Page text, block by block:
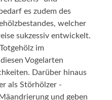
es zudem des
welcher
sukzessiv entwickelt.
im
Vogelarten
Darüber hinaus
als Störhölzer -
und geben